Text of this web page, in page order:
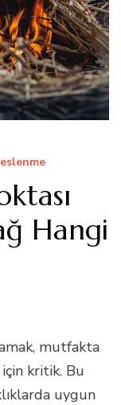
Hangi
mutfakta
kritik. Bu
uygun